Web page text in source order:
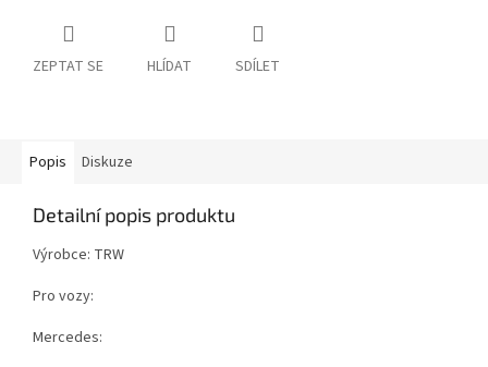
ZEPTAT SE HLÍDAT SDÍLET
Popis Diskuze
Detailní popis produktu
Výrobce: TRW
Pro vozy:
Mercedes: